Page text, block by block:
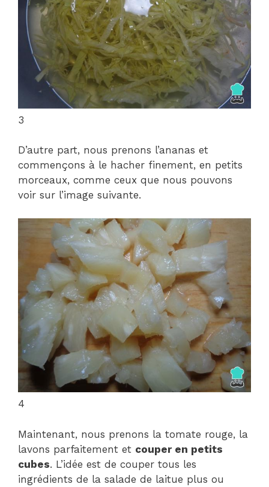
3
D’autre part, nous prenons l’ananas et
commençons à le hacher finement, en petits
morceaux, comme ceux que nous pouvons
voir sur l’image suivante.
4
Maintenant, nous prenons la tomate rouge, la
lavons parfaitement et couper en petits
cubes. L’idée est de couper tous les
ingrédients de la salade de laitue plus ou